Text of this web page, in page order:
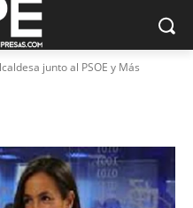
junto al PSOE y Más